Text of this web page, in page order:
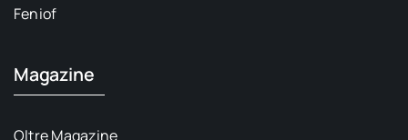
Feniof
Magazine
Oltre Magazine